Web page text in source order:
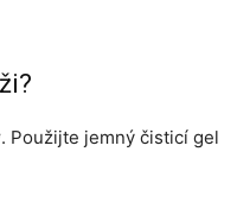
. Použijte jemný čisticí gel